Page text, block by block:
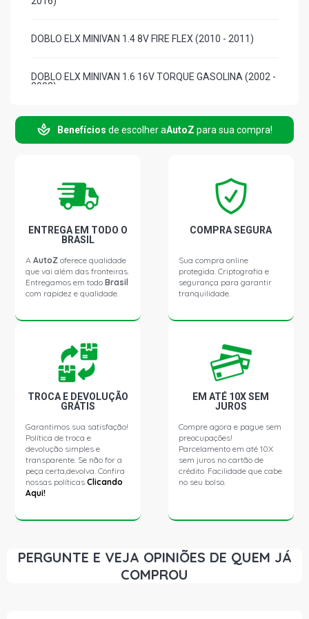
DOBLO ELX MINIVAN 1.4 8V FIRE FLEX (2010 - 2011)
DOBLO ELX MINIVAN 1.6 16V TORQUE GASOLINA (2002 -
2003)
DOBLO ADVENTURE MINIVAN 1.8 16V E-TORQ FLEX
(2013 - 2014)
POWERTRAIN FLEX (2007 - 2012)
DOBLO CARGO MINIVAN 1.8 8V POWERTRAIN FLEX (2006
- 2014)
DOBLO ELX MINIVAN 1.8 8V POWERTRAIN FLEX (2006 -
2010)
DOBLO HLX MINIVAN 1.8 8V POWERTRAIN FLEX (2007 -
DOBLO ADVENTURE-TRYON MINIVAN 1.8 8V
DOBLO CARGO MINIVAN 1.8 8V POWERTRAIN GASOLINA
(2004 - 2006)
FIORINO STD FURGAO 1.4 8V EVO FLEX (2014 - 2016)
Benefícios de escolher aAutoZ para sua compra!
ENTREGA EM TODO O
BRASIL
AAutoZ oferece qualidade
que vai além das fronteiras.
Entregamos em todoBrasil
com rapidez e qualidade.
COMPRA SEGURA
Sua compra online
protegida. Criptografia e
segurança para garantir
tranquilidade.
TROCA E DEVOLUÇÃO
GRÁTIS
Garantimos sua satisfação!
Política de troca e
devolução simples e
transparente. Se não for a
peça certa,devolva. Confira
nossas políticasClicando
Aqui!
EM ATÉ 10X SEM
JUROS
Compre agora e pague sem
preocupações!
Parcelamento em até 10X
sem juros no cartão de
crédito. Facilidade que cabe
no seu bolso.
PERGUNTE E VEJA OPINIÕES DE QUEM JÁ
COMPROU